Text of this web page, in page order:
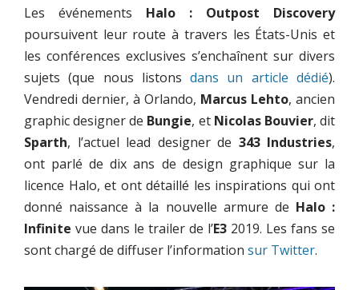
Les événements Halo : Outpost Discovery
poursuivent leur route à travers les États-Unis et
les conférences exclusives s’enchaînent sur divers
sujets (que nous listonsdans un article dédié).
Vendredi dernier, à Orlando, Marcus Lehto, ancien
graphic designer de Bungie, et Nicolas Bouvier, dit
Sparth, l’actuel lead designer de 343 Industries,
ont parlé de dix ans de design graphique sur la
licence Halo, et ont détaillé les inspirations qui ont
donné naissance à la nouvelle armure de Halo :
Infinite vue dans le trailer de l’E3 2019. Les fans se
sont chargé de diffuser l’information sur Twitter.